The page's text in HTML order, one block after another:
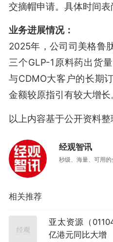
交摘帽申请。具体时间表
业务进展情况：
2025年，公司司美格鲁
三个GLP-1原料药出货
与CDMO大客户的长期
金额较原指引有较大增长
以上内容基于公开资料整
经观智讯
秒级、海量、可用
相关推荐
亚太资源（
亿港元同比大增